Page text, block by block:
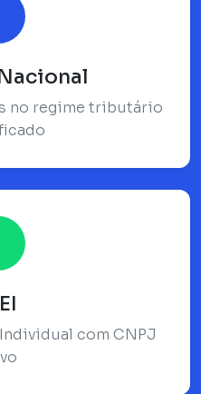
no regime tributário
com CNPJ